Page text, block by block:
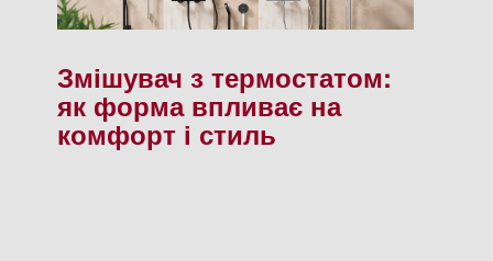
Змішувач з термостатом:
як форма впливає на
комфорт і стиль